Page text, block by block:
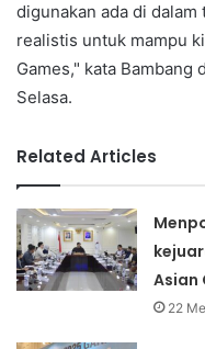
digunakan ada di
realistis untuk mampu
Games," kata
Selasa.
Related Articles
Asian
22